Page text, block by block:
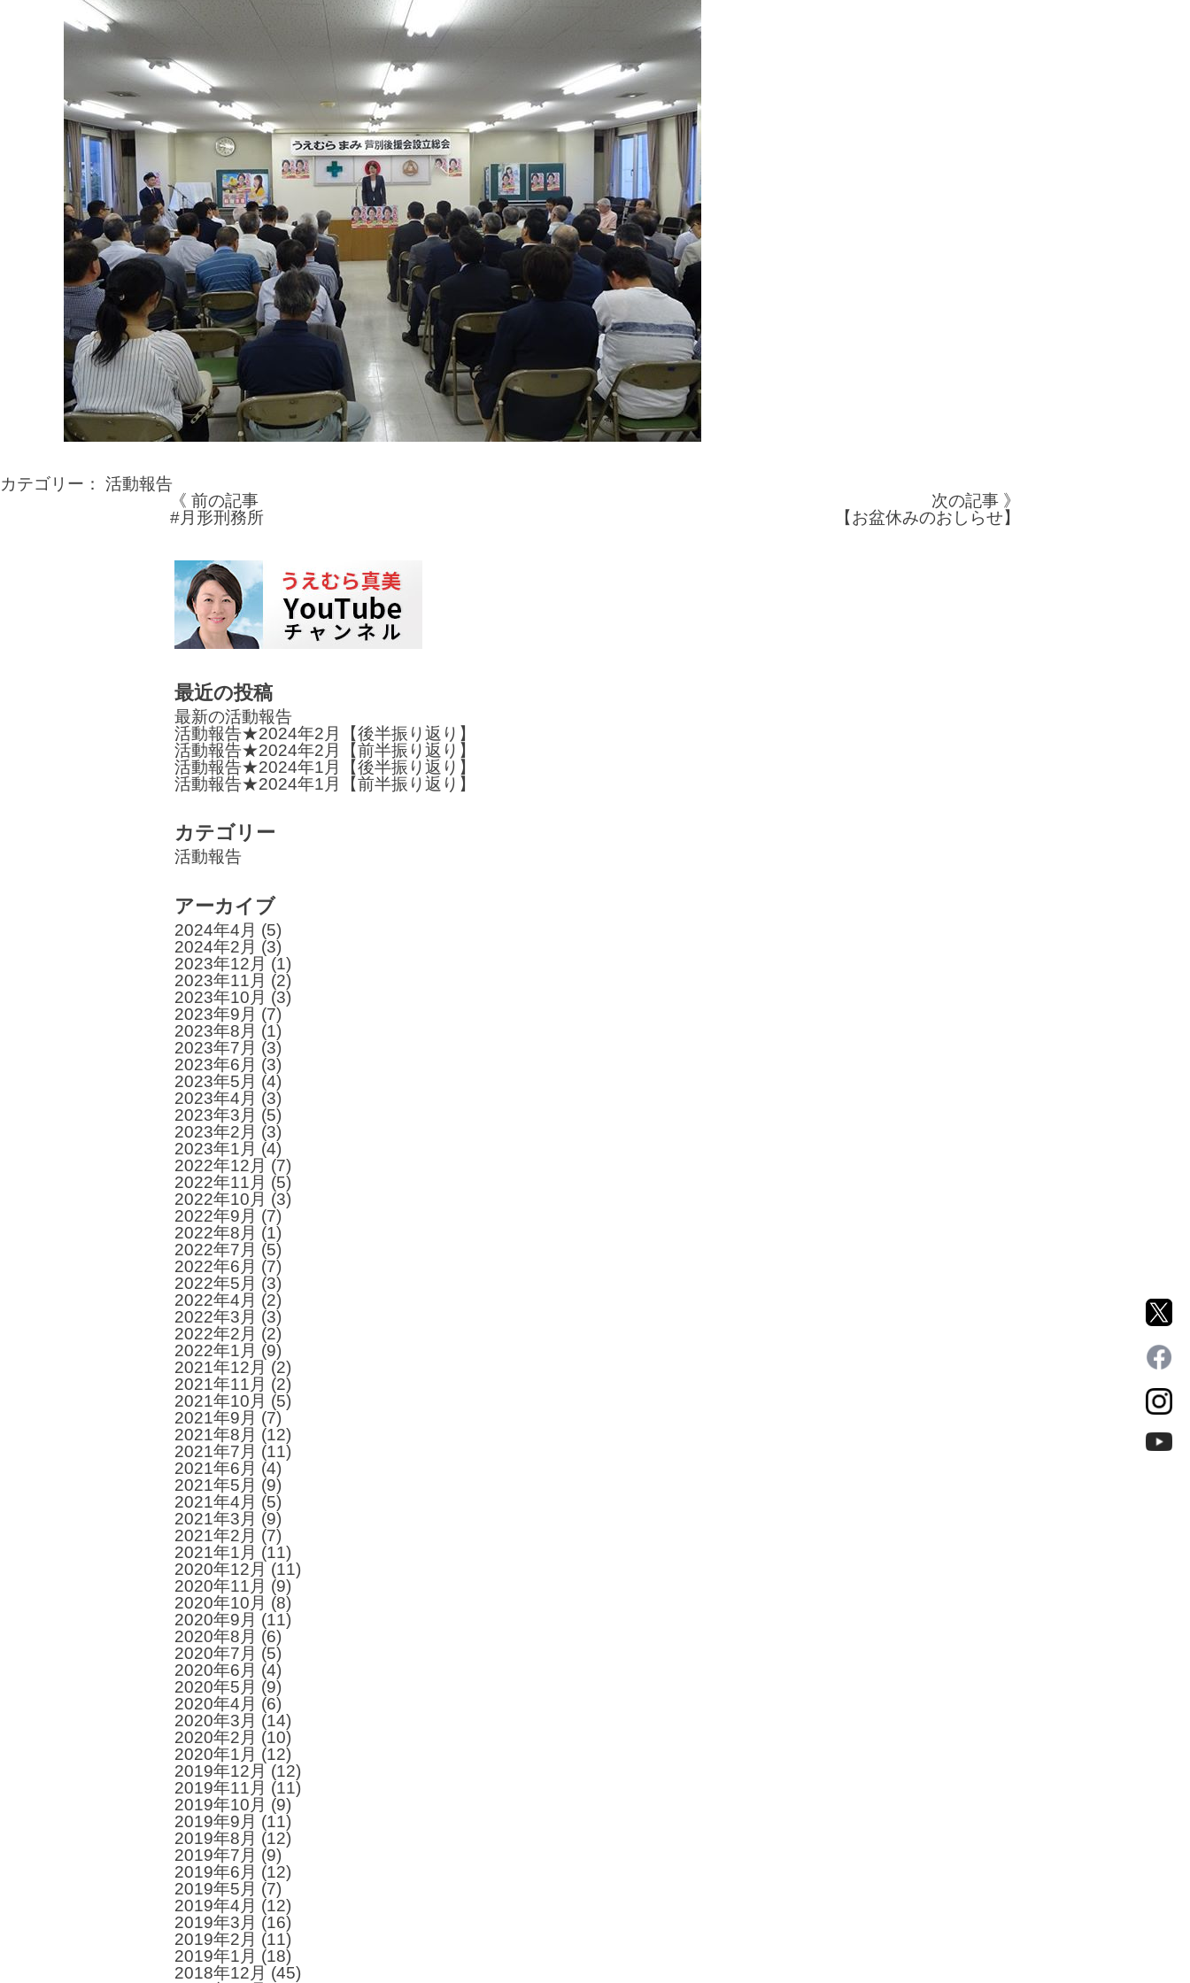
カテゴリー： 活動報告
投
ナ
ビ
ゲ
シ
ョ
ン
《 前の記事
#月形刑務所
次の記事 》
【お盆休みのおしらせ】
最近の投稿
最新の活動報告
活動報告★2024年2月【後半振り返り】
活動報告★2024年2月【前半振り返り】
活動報告★2024年1月【後半振り返り】
活動報告★2024年1月【前半振り返り】
カテゴリー
活動報告
アーカイブ
2024年4月 (5)
2024年2月 (3)
2023年12月 (1)
2023年11月 (2)
2023年10月 (3)
2023年9月 (7)
2023年8月 (1)
2023年7月 (3)
2023年6月 (3)
2023年5月 (4)
2023年4月 (3)
2023年3月 (5)
2023年2月 (3)
2023年1月 (4)
2022年12月 (7)
2022年11月 (5)
2022年10月 (3)
2022年9月 (7)
2022年8月 (1)
2022年7月 (5)
2022年6月 (7)
2022年5月 (3)
2022年4月 (2)
2022年3月 (3)
2022年2月 (2)
2022年1月 (9)
2021年12月 (2)
2021年11月 (2)
2021年10月 (5)
2021年9月 (7)
2021年8月 (12)
2021年7月 (11)
2021年6月 (4)
2021年5月 (9)
2021年4月 (5)
2021年3月 (9)
2021年2月 (7)
2021年1月 (11)
2020年12月 (11)
2020年11月 (9)
2020年10月 (8)
2020年9月 (11)
2020年8月 (6)
2020年7月 (5)
2020年6月 (4)
2020年5月 (9)
2020年4月 (6)
2020年3月 (14)
2020年2月 (10)
2020年1月 (12)
2019年12月 (12)
2019年11月 (11)
2019年10月 (9)
2019年9月 (11)
2019年8月 (12)
2019年7月 (9)
2019年6月 (12)
2019年5月 (7)
2019年4月 (12)
2019年3月 (16)
2019年2月 (11)
2019年1月 (18)
2018年12月 (45)